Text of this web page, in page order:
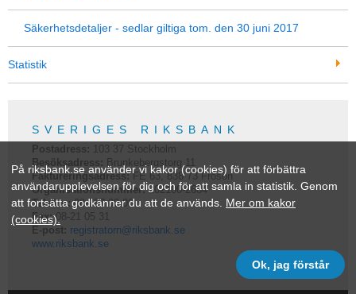
Säkerhetsdetaljer - sedlar giltiga tom. den 30 juni 2017
Statistik
SVERIGES RIKSBANK
Postadress: 103 37 Stockholm
Besöksadress: Brunkebergstorg 11
Faktureringsadress:FE 63, 838 73 Frösön
Organisationsnummer:202100-2684
Telefon: 08-787 00 00
Fax:08-21 05 31
E-post: registratorn@riksbank.se
www.riksbank.se
På riksbank.se använder vi kakor (cookies) för att förbättra
användarupplevelsen för dig och för att samla in statistik. Genom
att fortsätta godkänner du att de används. Mer om kakor
(cookies).
Ok, jag förstår